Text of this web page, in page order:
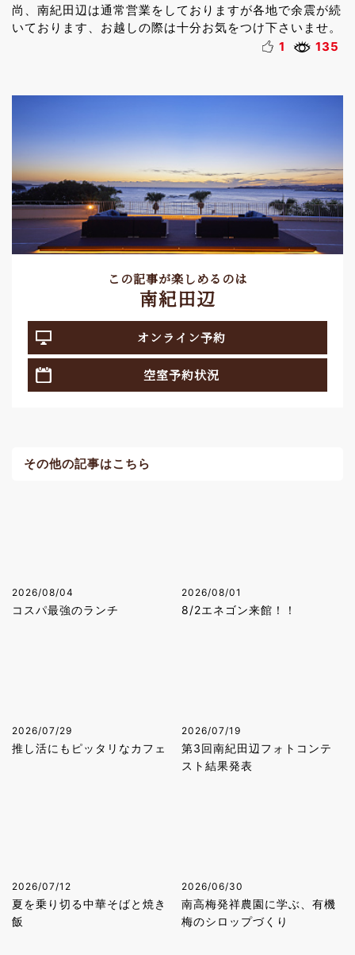
尚、南紀田辺は通常営業をしておりますが各地で余震が続
いております、お越しの際は十分お気をつけ下さいませ。
1
135
この記事が楽しめるのは
南紀田辺
オンライン予約
空室予約状況
その他の記事はこちら
2026/08/04
コスパ最強のランチ
2026/08/01
8/2エネゴン来館！！
2026/07/29
推し活にもピッタリなカフェ
2026/07/19
第3回南紀田辺フォトコンテ
スト結果発表
2026/07/12
夏を乗り切る中華そばと焼き
飯
2026/06/30
南高梅発祥農園に学ぶ、有機
梅のシロップづくり